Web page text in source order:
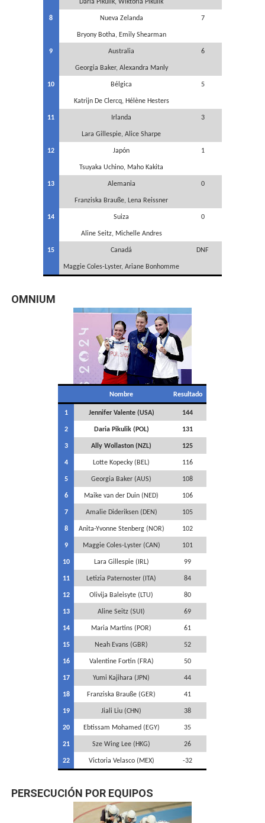
Daria Pikulik, Wiktoria Pikulik
8 Nueva Zelanda
Bryony Botha, Emily Shearman
7
9 Australia
Georgia Baker, Alexandra Manly
6
10 Bélgica
Katrijn De Clercq, Hélène Hesters
5
11 Irlanda
Lara Gillespie, Alice Sharpe
3
12 Japón
Tsuyaka Uchino, Maho Kakita
1
13 Alemania
Franziska Brauße, Lena Reissner
0
14 Suiza
Aline Seitz, Michelle Andres
0
15 Canadá
Maggie Coles-Lyster, Ariane Bonhomme
DNF
OMNIUM
Nombre Resultado
1 Jennifer Valente (USA) 144
2 Daria Pikulik (POL) 131
3 Ally Wollaston (NZL) 125
4 Lotte Kopecky (BEL) 116
5 Georgia Baker (AUS) 108
6 Maike van der Duin (NED) 106
7 Amalie Dideriksen (DEN) 105
8 Anita-Yvonne Stenberg (NOR) 102
9 Maggie Coles-Lyster (CAN) 101
10 Lara Gillespie (IRL) 99
11 Letizia Paternoster (ITA) 84
12 Olivija Baleisyte (LTU) 80
13 Aline Seitz (SUI) 69
14 Maria Martins (POR) 61
15 Neah Evans (GBR) 52
16 Valentine Fortin (FRA) 50
17 Yumi Kajihara (JPN) 44
18 Franziska Brauße (GER) 41
19 Jiali Liu (CHN) 38
20 Ebtissam Mohamed (EGY) 35
21 Sze Wing Lee (HKG) 26
22 Victoria Velasco (MEX) -32
PERSECUCIÓN POR EQUIPOS